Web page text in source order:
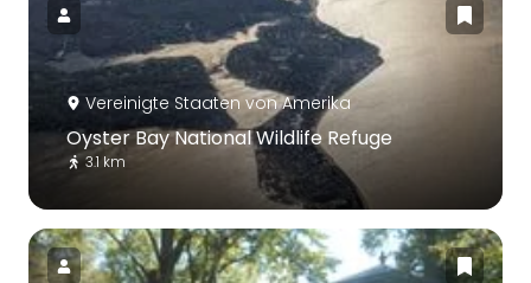
Vereinigte Staaten von Amerika
Oyster Bay National Wildlife Refuge
3.1 km